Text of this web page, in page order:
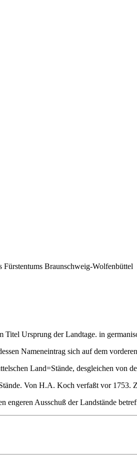
Braunschweig-Wolfenbüttel
Titel Ursprung der Landtage. in
Nameneintrag sich auf dem
Land=Stände, desgleichen von
. Von H.A. Koch verfaßt vor 1753.
Ausschuß der Landstände